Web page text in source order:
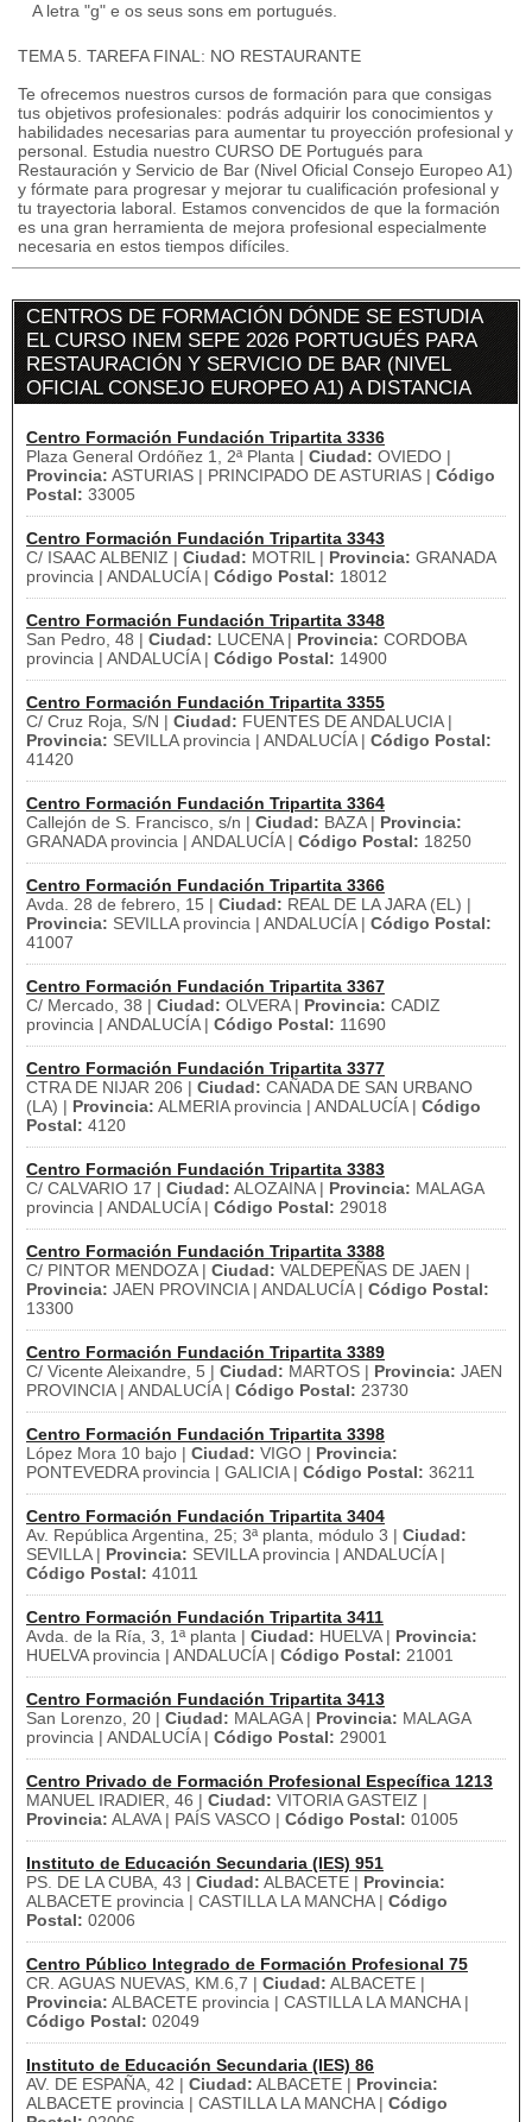
A letra "g" e os seus sons em portugués.
TEMA 5. TAREFA FINAL: NO RESTAURANTE
Te ofrecemos nuestros cursos de formación para que consigas
tus objetivos profesionales: podrás adquirir los conocimientos y
habilidades necesarias para aumentar tu proyección profesional y
personal. Estudia nuestro CURSO DE Portugués para
Restauración y Servicio de Bar (Nivel Oficial Consejo Europeo A1)
y fórmate para progresar y mejorar tu cualificación profesional y
tu trayectoria laboral. Estamos convencidos de que la formación
es una gran herramienta de mejora profesional especialmente
necesaria en estos tiempos difíciles.
CENTROS DE FORMACIÓN DÓNDE SE ESTUDIA
EL CURSO INEM SEPE 2026 PORTUGUÉS PARA
RESTAURACIÓN Y SERVICIO DE BAR (NIVEL
OFICIAL CONSEJO EUROPEO A1) A DISTANCIA
Centro Formación Fundación Tripartita 3336
Plaza General Ordóñez 1, 2ª Planta | Ciudad: OVIEDO |
Provincia: ASTURIAS | PRINCIPADO DE ASTURIAS | Código
Postal: 33005
Centro Formación Fundación Tripartita 3343
C/ ISAAC ALBENIZ | Ciudad: MOTRIL | Provincia: GRANADA
provincia | ANDALUCÍA | Código Postal: 18012
Centro Formación Fundación Tripartita 3348
San Pedro, 48 | Ciudad: LUCENA | Provincia: CORDOBA
provincia | ANDALUCÍA | Código Postal: 14900
Centro Formación Fundación Tripartita 3355
C/ Cruz Roja, S/N | Ciudad: FUENTES DE ANDALUCIA |
Provincia: SEVILLA provincia | ANDALUCÍA | Código Postal:
41420
Centro Formación Fundación Tripartita 3364
Callejón de S. Francisco, s/n | Ciudad: BAZA | Provincia:
GRANADA provincia | ANDALUCÍA | Código Postal: 18250
Centro Formación Fundación Tripartita 3366
Avda. 28 de febrero, 15 | Ciudad: REAL DE LA JARA (EL) |
Provincia: SEVILLA provincia | ANDALUCÍA | Código Postal:
41007
Centro Formación Fundación Tripartita 3367
C/ Mercado, 38 | Ciudad: OLVERA | Provincia: CADIZ
provincia | ANDALUCÍA | Código Postal: 11690
Centro Formación Fundación Tripartita 3377
CTRA DE NIJAR 206 | Ciudad: CAÑADA DE SAN URBANO
(LA) | Provincia: ALMERIA provincia | ANDALUCÍA | Código
Postal: 4120
Centro Formación Fundación Tripartita 3383
C/ CALVARIO 17 | Ciudad: ALOZAINA | Provincia: MALAGA
provincia | ANDALUCÍA | Código Postal: 29018
Centro Formación Fundación Tripartita 3388
C/ PINTOR MENDOZA | Ciudad: VALDEPEÑAS DE JAEN |
Provincia: JAEN PROVINCIA | ANDALUCÍA | Código Postal:
13300
Centro Formación Fundación Tripartita 3389
C/ Vicente Aleixandre, 5 | Ciudad: MARTOS | Provincia: JAEN
PROVINCIA | ANDALUCÍA | Código Postal: 23730
Centro Formación Fundación Tripartita 3398
López Mora 10 bajo | Ciudad: VIGO | Provincia:
PONTEVEDRA provincia | GALICIA | Código Postal: 36211
Centro Formación Fundación Tripartita 3404
Av. República Argentina, 25; 3ª planta, módulo 3 | Ciudad:
SEVILLA | Provincia: SEVILLA provincia | ANDALUCÍA |
Código Postal: 41011
Centro Formación Fundación Tripartita 3411
Avda. de la Ría, 3, 1ª planta | Ciudad: HUELVA | Provincia:
HUELVA provincia | ANDALUCÍA | Código Postal: 21001
Centro Formación Fundación Tripartita 3413
San Lorenzo, 20 | Ciudad: MALAGA | Provincia: MALAGA
provincia | ANDALUCÍA | Código Postal: 29001
Centro Privado de Formación Profesional Específica 1213
MANUEL IRADIER, 46 | Ciudad: VITORIA GASTEIZ |
Provincia: ALAVA | PAÍS VASCO | Código Postal: 01005
Instituto de Educación Secundaria (IES) 951
PS. DE LA CUBA, 43 | Ciudad: ALBACETE | Provincia:
ALBACETE provincia | CASTILLA LA MANCHA | Código
Postal: 02006
Centro Público Integrado de Formación Profesional 75
CR. AGUAS NUEVAS, KM.6,7 | Ciudad: ALBACETE |
Provincia: ALBACETE provincia | CASTILLA LA MANCHA |
Código Postal: 02049
Instituto de Educación Secundaria (IES) 86
AV. DE ESPAÑA, 42 | Ciudad: ALBACETE | Provincia:
ALBACETE provincia | CASTILLA LA MANCHA | Código